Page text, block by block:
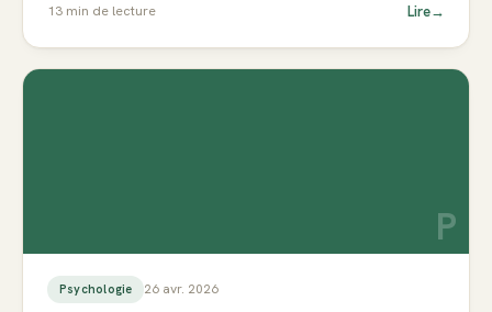
13 min de lecture Lire→
P
Psychologie 26 avr. 2026